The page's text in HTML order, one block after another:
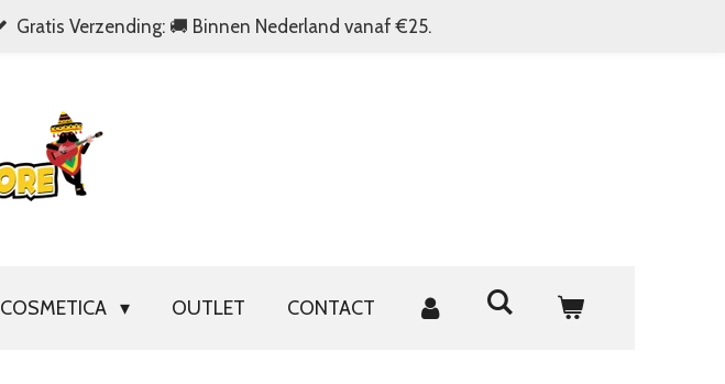
Gratis Verzending: 🚚 Binnen Nederland vanaf €25.
COSMETICA OUTLET CONTACT